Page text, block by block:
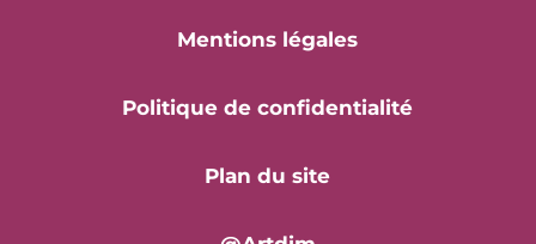
Mentions légales
Politique de confidentialité
Plan du site